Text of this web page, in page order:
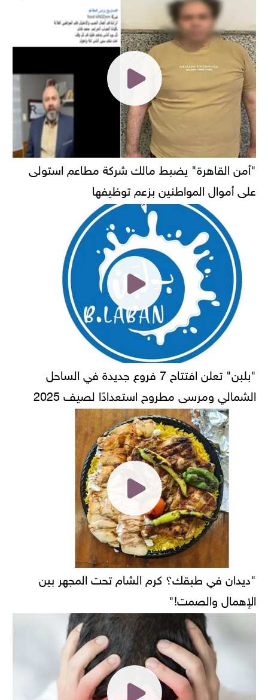
"أمن القاهرة" يضبط مالك شركة مطاعم استولى
على أموال المواطنين بزعم توظيفها
"بلبن" تعلن افتتاح 7 فروع جديدة في الساحل
الشمالي ومرسى مطروح استعدادًا لصيف 2025
"ديدان في طبقك؟ كرم الشام تحت المجهر بين
الإهمال والصمت!"